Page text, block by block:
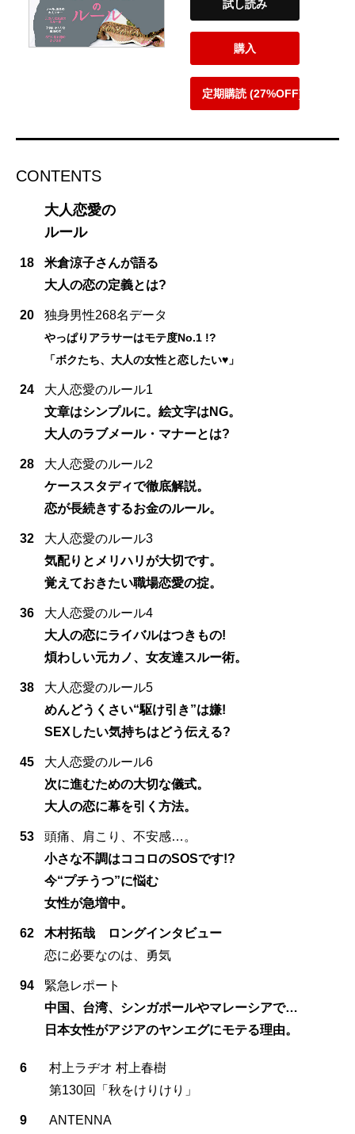
試し読み
購入
定期購読 (27%OFF)
CONTENTS
大人恋愛の
ルール
18
米倉涼子さんが語る
大人の恋の定義とは?
20 独身男性268名データ
やっぱりアラサーはモテ度No.1 !?
「ボクたち、大人の女性と恋したい♥」
24
大人恋愛のルール1
文章はシンプルに。絵文字はNG。
大人のラブメール・マナーとは?
28
大人恋愛のルール2
ケーススタディで徹底解説。
恋が長続きするお金のルール。
32
大人恋愛のルール3
気配りとメリハリが大切です。
覚えておきたい職場恋愛の掟。
36
大人恋愛のルール4
大人の恋にライバルはつきもの!
煩わしい元カノ、女友達スルー術。
38
大人恋愛のルール5
めんどうくさい“駆け引き”は嫌!
SEXしたい気持ちはどう伝える?
45
大人恋愛のルール6
次に進むための大切な儀式。
大人の恋に幕を引く方法。
53
頭痛、肩こり、不安感…。
小さな不調はココロのSOSです!?
今“プチうつ”に悩む
女性が急増中。
62
木村拓哉 ロングインタビュー
恋に必要なのは、勇気
94
緊急レポート
中国、台湾、シンガポールやマレーシアで…
日本女性がアジアのヤンエグにモテる理由。
6
村上ラヂオ 村上春樹
第130回「秋をけりけり」
9
ANTENNA